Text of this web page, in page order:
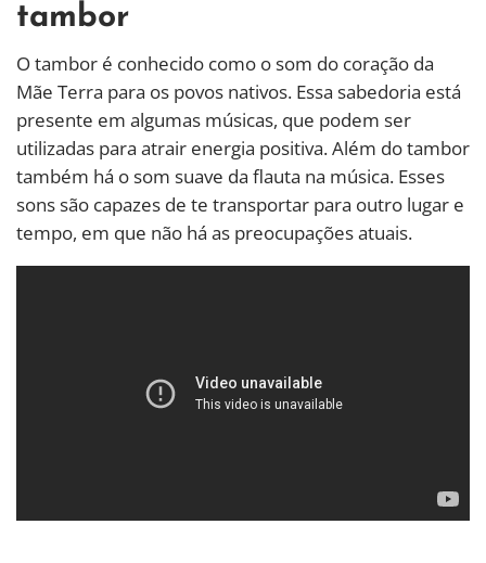
tambor
O tambor é conhecido como o som do coração da
Mãe Terra para os povos nativos. Essa sabedoria está
presente em algumas músicas, que podem ser
utilizadas para atrair energia positiva. Além do tambor
também há o som suave da flauta na música. Esses
sons são capazes de te transportar para outro lugar e
tempo, em que não há as preocupações atuais.